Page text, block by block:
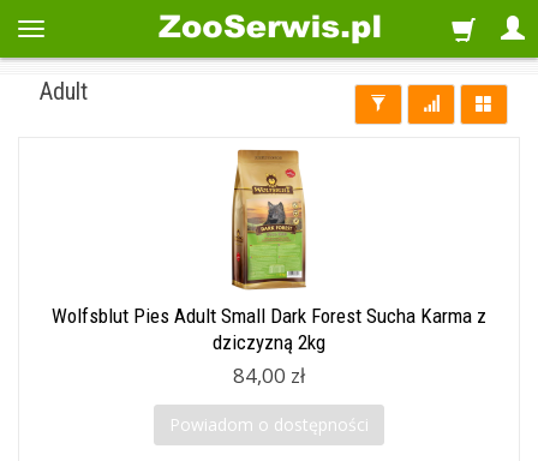
Adult
Wolfsblut Pies Adult Small Dark Forest Sucha Karma z
dziczyzną 2kg
84,00 zł
Powiadom o dostępności